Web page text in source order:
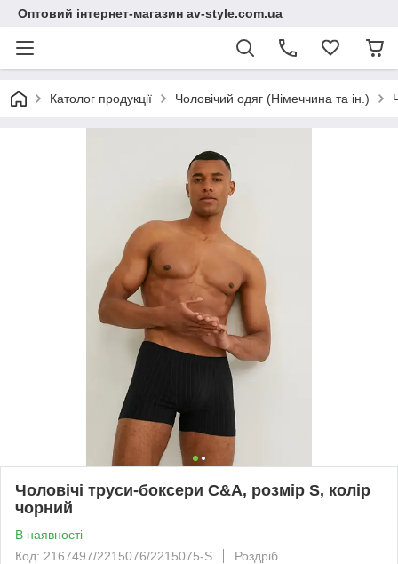
Оптовий інтернет-магазин av-style.com.ua
Католог продукції Чоловічий одяг (Німеччина та ін.)
Чоловічі труси-боксери C&A, розмір S, колір
чорний
В наявності
Код: 2167497/2215076/2215075-S
Роздріб